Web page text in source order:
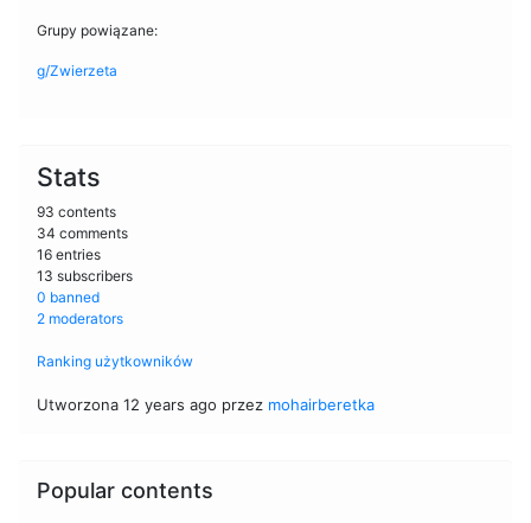
Grupy powiązane:
g/Zwierzeta
Stats
93 contents
34 comments
16 entries
13 subscribers
0 banned
2 moderators
Ranking użytkowników
Utworzona 12 years ago przez mohairberetka
Popular contents